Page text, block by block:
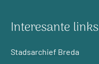
Interesante links
Stadsarchief Breda